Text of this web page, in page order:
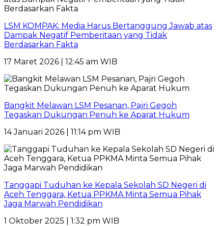
LSM KOMPAK: Media Harus Bertanggung Jawab atas
Dampak Negatif Pemberitaan yang Tidak
Berdasarkan Fakta
17 Maret 2026 | 12:45 am WIB
Bangkit Melawan LSM Pesanan, Pajri Gegoh
Tegaskan Dukungan Penuh ke Aparat Hukum
14 Januari 2026 | 11:14 pm WIB
Tanggapi Tuduhan ke Kepala Sekolah SD Negeri di
Aceh Tenggara, Ketua PPKMA Minta Semua Pihak
Jaga Marwah Pendidikan
1 Oktober 2025 | 1:32 pm WIB